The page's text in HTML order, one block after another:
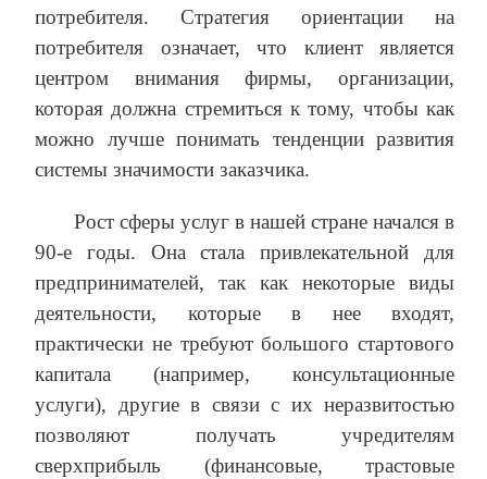
потребителя. Стратегия ориентации на
потребителя означает, что клиент является
центром внимания фирмы, организации,
которая должна стремиться к тому, чтобы как
можно лучше понимать тенденции развития
системы значимости заказчика.
Рост сферы услуг в нашей стране начался в
90-е годы. Она стала привлекательной для
предпринимателей, так как некоторые виды
деятельности, которые в нее входят,
практически не требуют большого стартового
капитала (например, консультационные
услуги), другие в связи с их неразвитостью
позволяют получать учредителям
сверхприбыль (финансовые, трастовые